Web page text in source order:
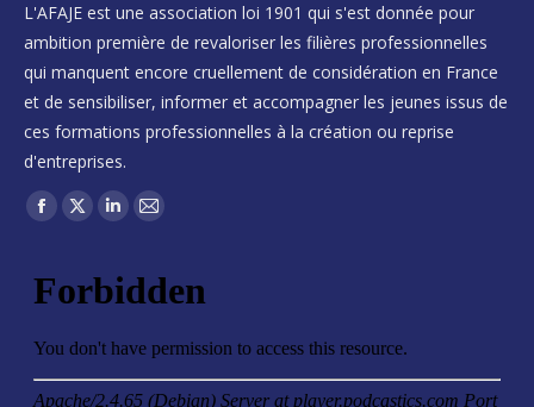
L'AFAJE est une association loi 1901 qui s'est donnée pour
ambition première de revaloriser les filières professionnelles
qui manquent encore cruellement de considération en France
et de sensibiliser, informer et accompagner les jeunes issus de
ces formations professionnelles à la création ou reprise
d'entreprises.
Trouvez nous sur :
Facebook
opens
new
window
X
opens
new
window
LinkedIn
opens
new
window
Mail
opens
new
window